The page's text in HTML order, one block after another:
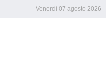
Venerdì 07 agosto 2026